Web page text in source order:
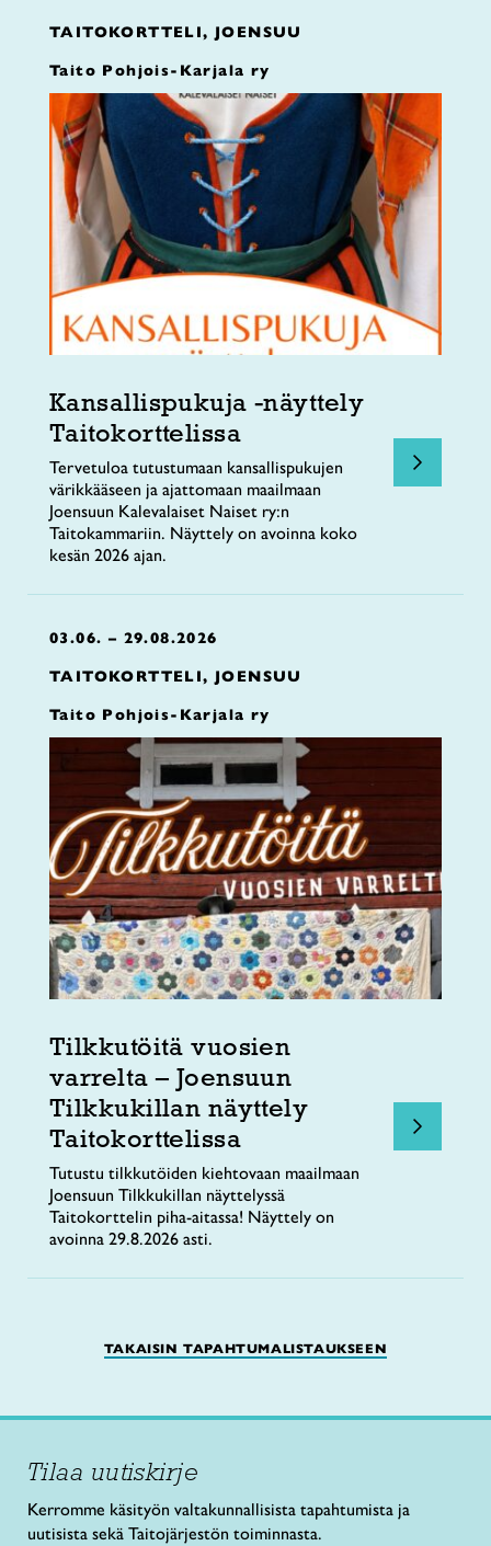
TAITOKORTTELI, JOENSUU
Taito Pohjois-Karjala ry
Kansallispukuja -näyttely
Taitokorttelissa
Tervetuloa tutustumaan kansallispukujen
värikkääseen ja ajattomaan maailmaan
Joensuun Kalevalaiset Naiset ry:n
Taitokammariin. Näyttely on avoinna koko
kesän 2026 ajan.
03.06. – 29.08.2026
TAITOKORTTELI, JOENSUU
Taito Pohjois-Karjala ry
Tilkkutöitä vuosien
varrelta – Joensuun
Tilkkukillan näyttely
Taitokorttelissa
Tutustu tilkkutöiden kiehtovaan maailmaan
Joensuun Tilkkukillan näyttelyssä
Taitokorttelin piha-aitassa! Näyttely on
avoinna 29.8.2026 asti.
TAKAISIN TAPAHTUMALISTAUKSEEN
Tilaa uutiskirje
Kerromme käsityön valtakunnallisista tapahtumista ja
uutisista sekä Taitojärjestön toiminnasta.